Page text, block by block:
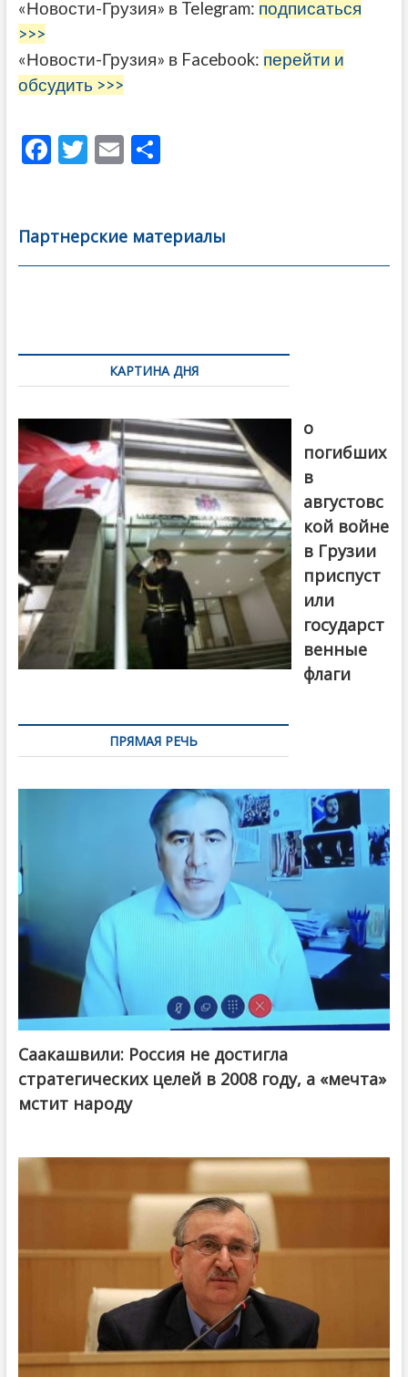
«Новости-Грузия» в Telegram: подписаться
>>>
«Новости-Грузия» в Facebook: перейти и
обсудить >>>
F
b
o
T
er
E
l
О
а
в
Партнерские материалы
по
записямКАРТИНА ДНЯ
о
погибших
в
августовс
кой войне
в Грузии
приспуст
или
государст
венные
флаги
ПРЯМАЯ РЕЧЬ
Саакашвили: Россия не достигла
стратегических целей в 2008 году, а «мечта»
мстит народу